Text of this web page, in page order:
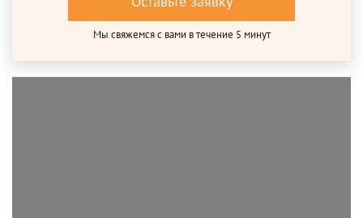
Мы свяжемся с вами в течение 5 минут